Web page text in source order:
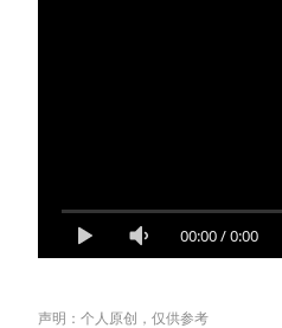
00:00/0:00
声明：个人原创，仅供参考